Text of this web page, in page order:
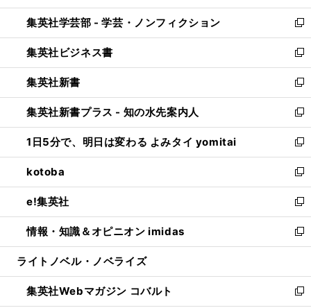
開
く
ウ
で
開
く
ン
ド
ウ
で
開
く
ウ
ィ
ン
ド
ウ
で
開
く
集英社学芸部 - 学芸・ノンフィクション
新
し
い
ウ
ィ
ン
ド
ウ
で
開
く
集英社ビジネス書
新
し
い
ウ
ィ
ン
ド
ウ
で
開
く
集英社新書
新
し
い
ウ
ィ
ン
ド
ウ
で
開
く
集英社新書プラス - 知の水先案内人
新
し
い
ウ
ィ
ン
ド
ウ
で
開
1日5分で、明日は変わる よみタイ yomitai
新
し
い
ウ
ィ
ン
ド
ウ
開
く
kotoba
新
し
い
ウ
ィ
ン
ウ
で
e!集英社
新
し
い
ウ
ン
ド
情報・知識＆オピニオン imidas
新
し
ウ
ィ
ライトノベル・ノベライズ
集英社Webマガジン コバルト
新